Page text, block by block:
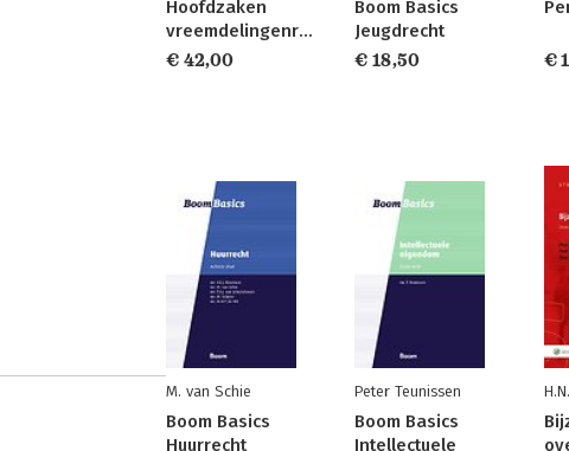
Hoofdzaken
vreemdelingenrecht
€ 42,00
Boom Basics
Jeugdrecht
€ 18,50
€
M. van Schie
Boom Basics
Huurrecht
Peter Teunissen
Boom Basics
Intellectuele